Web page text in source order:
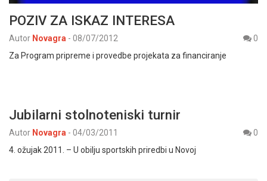
POZIV ZA ISKAZ INTERESA
Autor Novagra - 08/07/2012
0
Za Program pripreme i provedbe projekata za financiranje
Jubilarni stolnoteniski turnir
Autor Novagra - 04/03/2011
0
4. ožujak 2011. – U obilju sportskih priredbi u Novoj